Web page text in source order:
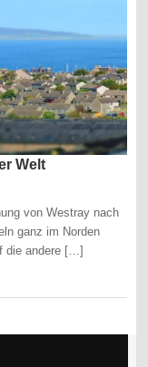
Welt
von Westray nach
ganz im Norden
die andere […]